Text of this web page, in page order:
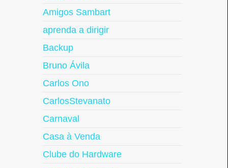
Amigos Sambart
aprenda a dirigir
Backup
Bruno Ávila
Carlos Ono
CarlosStevanato
Carnaval
Casa à Venda
Clube do Hardware